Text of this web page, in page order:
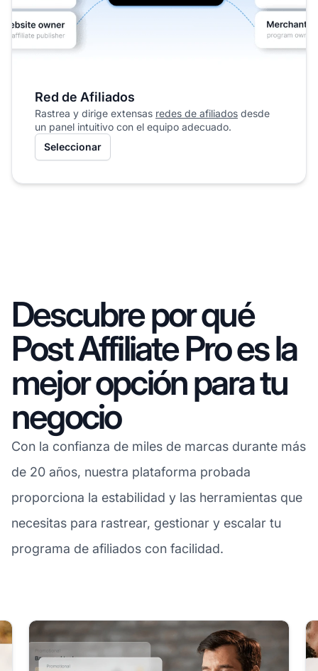
Red de Afiliados
Rastrea y dirige extensas redes de afiliados desde
un panel intuitivo con el equipo adecuado.
Seleccionar
Descubre por qué
Post Affiliate Pro es la
mejor opción para tu
negocio
Con la confianza de miles de marcas durante más
de 20 años, nuestra plataforma probada
proporciona la estabilidad y las herramientas que
necesitas para rastrear, gestionar y escalar tu
programa de afiliados con facilidad.